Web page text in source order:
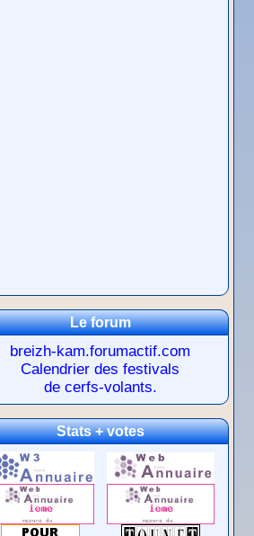
Le forum
breizh-kam.forumactif.com
Calendrier des festivals
de cerfs-volants.
Stats + votes